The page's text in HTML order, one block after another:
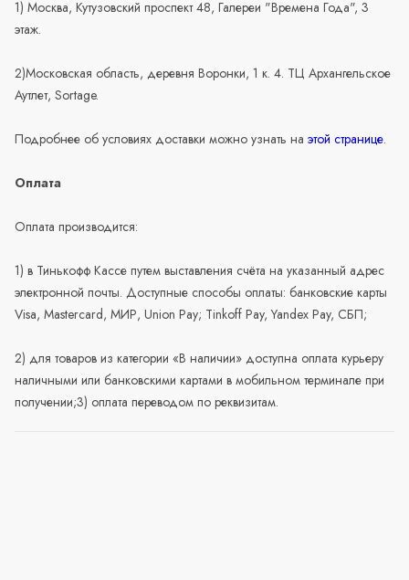
1) Москва, Кутузовский проспект 48, Галереи "Времена Года", 3
этаж.
2)Московская область, деревня Воронки, 1 к. 4. ТЦ Архангельское
Аутлет, Sortage.
Подробнее об условиях доставки можно узнать на этой странице.
Оплата
Оплата производится:
1) в Тинькофф Кассе путем выставления счёта на указанный адрес
электронной почты. Доступные способы оплаты: банковские карты
Visa, Mastercard, МИР, Union Pay; Tinkoff Pay, Yandex Pay, СБП;
2) для товаров из категории «В наличии» доступна оплата курьеру
наличными или банковскими картами в мобильном терминале при
получении;3) оплата переводом по реквизитам.